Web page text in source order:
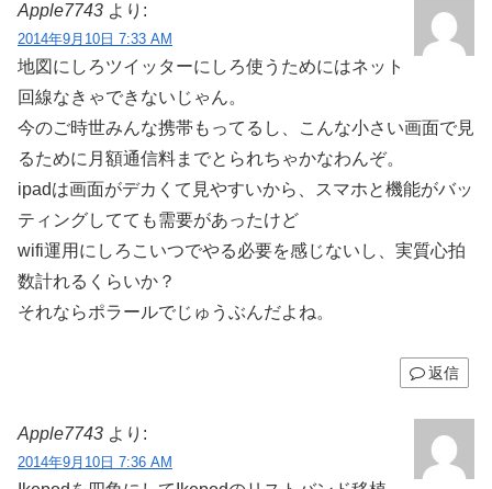
Apple7743 より:
2014年9月10日 7:33 AM
地図にしろツイッターにしろ使うためにはネット
回線なきゃできないじゃん。
今のご時世みんな携帯もってるし、こんな小さい画面で見
るために月額通信料までとられちゃかなわんぞ。
ipadは画面がデカくて見やすいから、スマホと機能がバッ
ティングしてても需要があったけど
wifi運用にしろこいつでやる必要を感じないし、実質心拍
数計れるくらいか？
それならポラールでじゅうぶんだよね。
返信
Apple7743 より:
2014年9月10日 7:36 AM